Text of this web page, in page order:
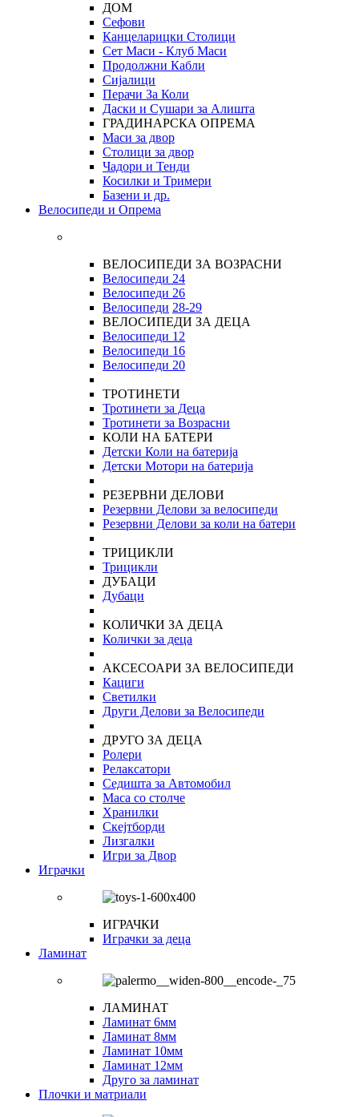
ДОМ
Сефови
Канцеларицки Столици
Сет Маси - Клуб Маси
Продолжни Кабли
Сијалици
Перачи За Коли
Даски и Сушари за Алишта
ГРАДИНАРСКА ОПРЕМА
Маси за двор
Столици за двор
Чадори и Тенди
Косилки и Тримери
Базени и др.
Велосипеди и Опрема
ВЕЛОСИПЕДИ ЗА ВОЗРАСНИ
Велосипеди 24
Велосипеди 26
Велосипеди 28-29
ВЕЛОСИПЕДИ ЗА ДЕЦА
Велосипеди 12
Велосипеди 16
Велосипеди 20
ТРОТИНЕТИ
Тротинети за Деца
Тротинети за Возрасни
КОЛИ НА БАТЕРИ
Детски Коли на батерија
Детски Мотори на батерија
РЕЗЕРВНИ ДЕЛОВИ
Резервни Делови за велосипеди
Резервни Делови за коли на батери
ТРИЦИКЛИ
Трицикли
ДУБАЦИ
Дубаци
КОЛИЧКИ ЗА ДЕЦА
Колички за деца
АКСЕСОАРИ ЗА ВЕЛОСИПЕДИ
Кациги
Светилки
Други Делови за Велосипеди
ДРУГО ЗА ДЕЦА
Ролери
Релаксатори
Седишта за Автомобил
Маса со столче
Хранилки
Скејтборди
Лизгалки
Игри за Двор
Играчки
ИГРАЧКИ
Играчки за деца
Ламинат
ЛАМИНАТ
Ламинат 6мм
Ламинат 8мм
Ламинат 10мм
Ламинат 12мм
Друго за ламинат
Плочки и матриали